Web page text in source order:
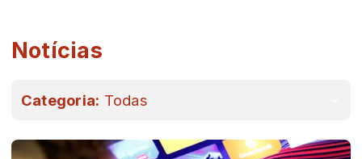
Notícias
Categoria: Todas